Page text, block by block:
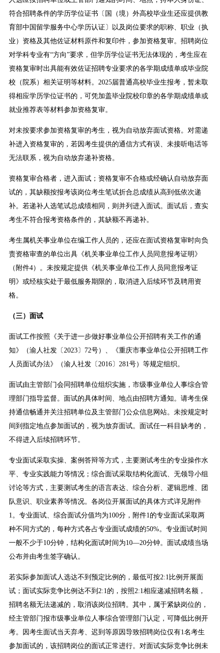
符合招聘条件的学历学位证书〔国（境）外高校毕业生还应提供教
育部中国留学服务中心学历认证〕以及岗位要求的职称、职业（执
业）资格及其他佐证材料原件和复印件，参加资格复审。招聘岗位
对学科专业有“方向”要求，但学历学位证书无法体现的，考生应在
资格复审时出具能有效佐证招聘专业要求的各学期成绩单或毕业院
校（院系）相关证明等材料。2025届普通高校毕业生报考，暂未取
得相应学历学位证书的，可凭加盖毕业院校印章的各学期成绩单或
就业推荐表等材料参加资格复审。
对未按要求参加资格复审的考生，视为自动放弃面试资格。对需递
补进入资格复审的，若因考生提供的通信方式有误、未接听电话等
无法联系，视为自动放弃递补资格。
资格复审合格者，进入面试；资格复审不合格或经确认自动放弃面
试的，其缺额按报考该岗位考生笔试折合总成绩从高到低依次递
补。若递补人选笔试总成绩相同，则并列进入面试。面试后，查实
考生不符合报考资格条件的，其缺额不再递补。
考生属机关事业单位在编工作人员的，还应在面试资格复审时向负
责资格审查的单位出具《机关事业单位工作人员同意报考证明》
（附件4）。未按规定提供《机关事业单位工作人员同意报考证
明》或经核实处于最低服务期限的，取消进入后续环节及聘用资
格。
（三）面试
面试工作按照《关于进一步做好事业单位公开招聘有关工作的通
知》（渝人社发〔2023〕72号）、《重庆市事业单位公开招聘工作
人员面试办法》（渝人社发〔2016〕281号）等规定组织。
面试由主管部门会同招聘单位组织实施，市级事业单位人事综合管
理部门指导监督。面试的具体时间、地点由招聘方通知。请考生保
持通信畅通并关注招聘单位及主管部门公众信息网站。未按规定时
间到指定地点参加面试的，视为放弃面试。面试任一科目缺考的，
不得进入后续招聘环节。
专业面试采取实操、案例答辩等方式，主要测试考生的专业操作水
平、专业实践能力等情况；综合面试采取结构化面试、无领导小组
讨论等方式，主要测试考生的语言表达、综合分析、逻辑思维、团
队意识、职业素养等情况。各岗位开展面试的具体方式详见附件
1。专业面试、综合面试分值均为100分，附件1的专业面试采取两
种不同方式的，每种方式各占专业面试成绩的50%。专业面试时间
一般不少于10分钟，结构化面试时间为10—20分钟。面试成绩当场
公布并由考生签字确认。
若实际参加面试人选达不到预定比例的，最低可按2:1比例开展面
试；面试实际竞争比例达不到2:1的，按照2:1相应递减招聘名额，
招聘名额无法递减的，取消该岗位招聘。其中，属于紧缺岗位的，
经主管部门报市级事业单位人事综合管理部门认定，可降低比例开
考。因考生面试当天弃考、迟到等原因导致招聘岗位仅有1名考生
参加面试的，该招聘岗位的面试正常进行。对面试实际竞争比例未